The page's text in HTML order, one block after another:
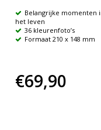
Belangrijke momenten
het leven
36 kleurenfoto’s
Formaat 210 x 148 mm
€69,90